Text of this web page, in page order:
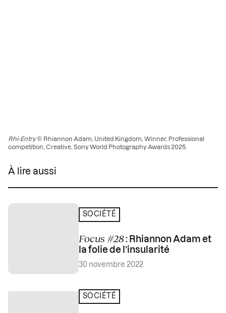
Rhi-Entry© Rhiannon Adam, United Kingdom, Winner, Professional
competition, Creative, Sony World Photography Awards 2025.
À lire aussi
SOCIÉTÉ
Focus #28: Rhiannon Adam et
la folie de l’insularité
30 novembre 2022
SOCIÉTÉ